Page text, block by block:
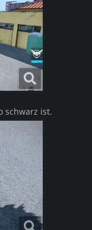
schwarz ist.